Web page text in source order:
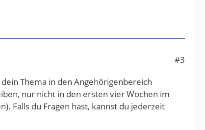
#3
Thema in den Angehörigenbereich
nur nicht in den ersten vier Wochen im
Falls du Fragen hast, kannst du jederzeit